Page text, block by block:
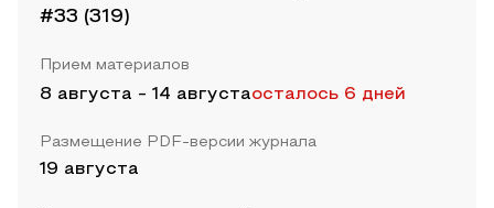
#33 (319)
Прием материалов
8 августа - 14 августаосталось 6 дней
Размещение PDF-версии журнала
19 августа